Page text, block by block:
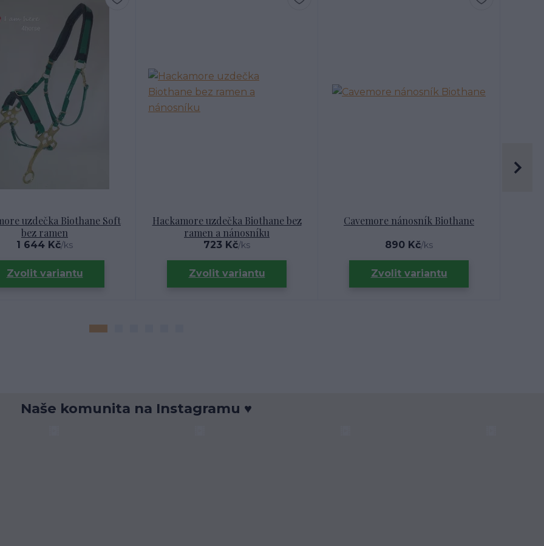
uzdečka Biothane Soft
bez ramen
1 644 Kč/ks
Zvolit variantu
Hackamore uzdečka Biothane bez
ramen a nánosníku
723 Kč/ks
Zvolit variantu
Cavemore nánosník Biothane
890 Kč/ks
Zvolit variantu
Naše komunita na Instagramu ♥